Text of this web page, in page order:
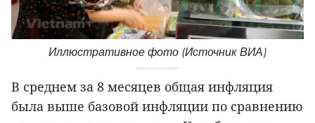
Иллюстративное фото (Источник ВИА)
В среднем за 8 месяцев общая инфляция
была выше базовой инфляции по сравнению